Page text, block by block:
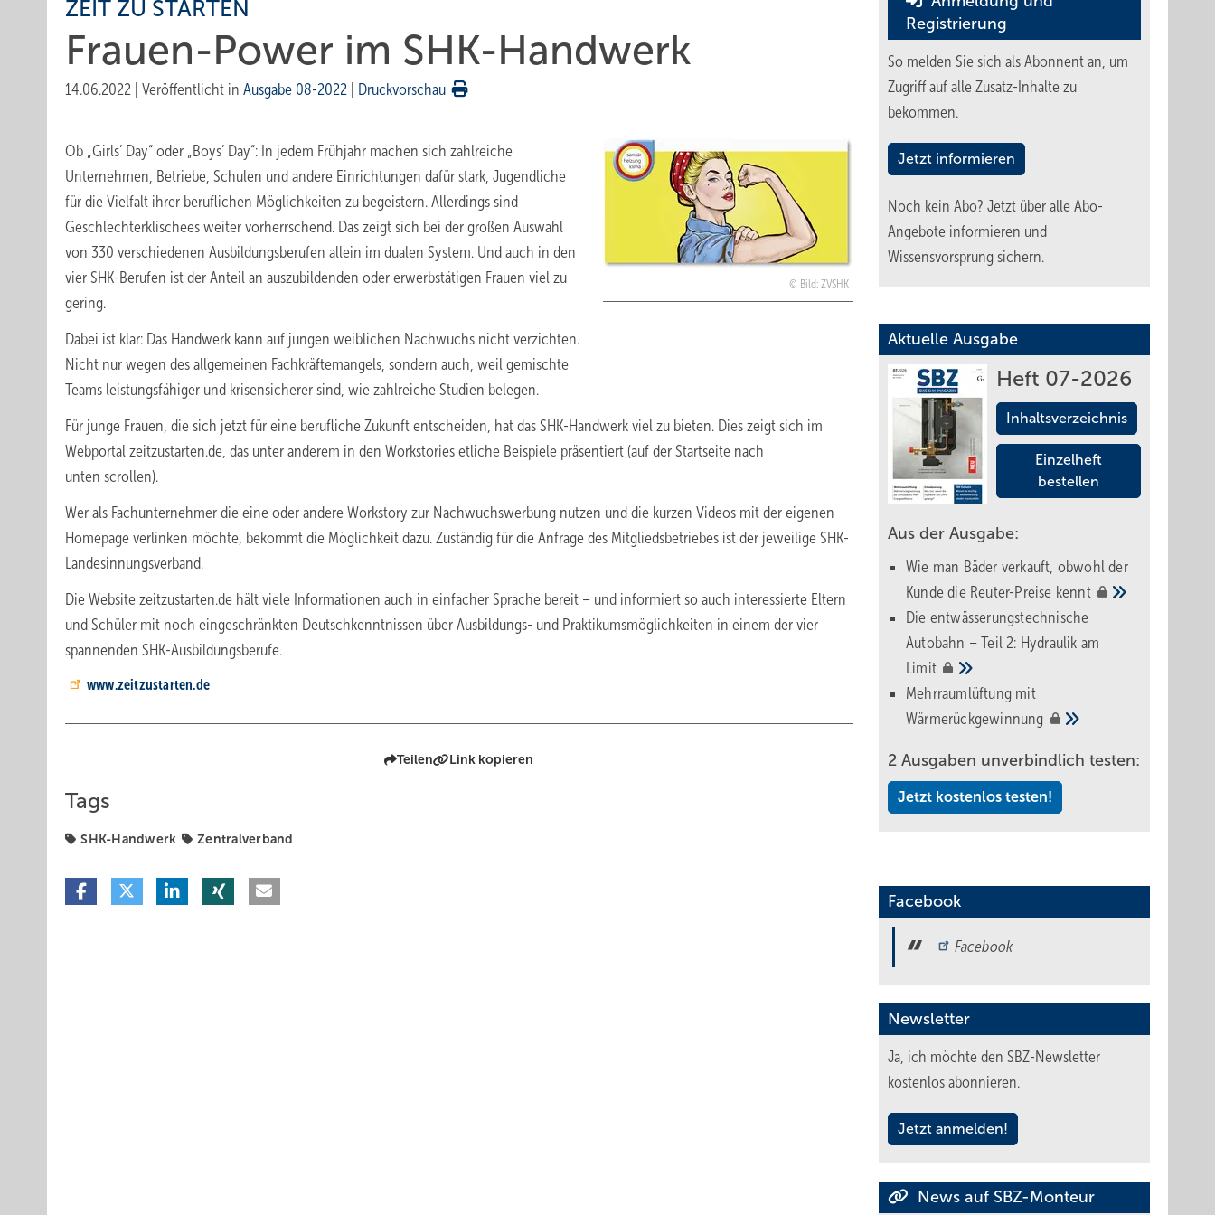
ZEIT ZU STARTEN
Frauen-Power im SHK-Handwerk
14.06.2022 Veröffentlicht in Ausgabe 08-2022 Druckvorschau
Bild: ZVSHK
Ob „Girls’ Day“ oder „Boys’ Day“: In jedem Frühjahr machen sich zahlreiche
Unternehmen, Betriebe, Schulen und andere Einrichtungen dafür stark, Jugendliche
für die Vielfalt ihrer beruflichen Möglichkeiten zu begeistern. Allerdings sind
Geschlechterklischees ­weiter vorherrschend. Das zeigt sich bei der großen Auswahl
von 330 verschiedenen Ausbildungsberufen allein im dualen System. Und auch in den
vier SHK-Berufen ist der Anteil an auszubildenden oder ­erwerbstätigen Frauen viel zu
gering.
Dabei ist klar: Das Handwerk kann auf jungen weiblichen Nachwuchs nicht verzichten.
Nicht nur wegen des allgemeinen Fachkräftemangels, sondern auch, weil gemischte
Teams leistungsfähiger und krisensicherer sind, wie zahlreiche Studien ­belegen.
Für junge Frauen, die sich jetzt für ­eine berufliche Zukunft entscheiden, hat das SHK-­Handwerk viel zu bieten. Dies zeigt sich im
Webportal zeitzustarten.de, das unter anderem in den Workstories etliche Beispiele präsentiert (auf der Startseite nach
unten scrollen).
Wer als Fachunternehmer die eine oder andere Workstory zur Nachwuchswerbung nutzen und die kurzen Videos mit der eigenen
Homepage verlinken möchte, bekommt die Möglichkeit dazu. Zuständig für die Anfrage des Mitgliedsbetriebes ist der jeweilige SHK-
Landesinnungsverband.
Die Website zeitzustarten.de hält viele Informationen auch in einfacher Sprache bereit – und informiert so auch interessierte Eltern
und Schüler mit noch eingeschränkten Deutschkenntnissen über Ausbildungs- und Praktikumsmöglichkeiten in einem der vier
spannenden SHK-Ausbildungsberufe.
www.zeitzustarten.de
Teilen Link kopieren
Tags
SHK-Handwerk Zentralverband
Registrierung
So melden Sie sich als Abonnent an, um
Zugriff auf alle Zusatz-Inhalte zu
bekommen.
Jetzt informieren
Noch kein Abo? Jetzt über alle Abo-
Angebote informieren und
Wissensvorsprung sichern.
Aktuelle Ausgabe
Heft 07-2026
Inhaltsverzeichnis
Einzelheft
bestellen
Aus der Ausgabe:
Wie man Bäder verkauft, obwohl der
Kunde die Reuter-Preise kennt
Die entwässerungstechnische
Autobahn – Teil 2: Hydraulik am
Limit
Mehrraumlüftung mit
Wärmerückgewinnung
2 Ausgaben unverbindlich testen:
Jetzt kostenlos testen!
Facebook
Facebook
Newsletter
Ja, ich möchte den SBZ-Newsletter
kostenlos abonnieren.
Jetzt anmelden!
News auf SBZ-Monteur